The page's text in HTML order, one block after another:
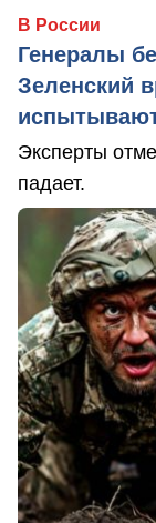
В России
Генералы
Зеленский
Эксперты
падает.